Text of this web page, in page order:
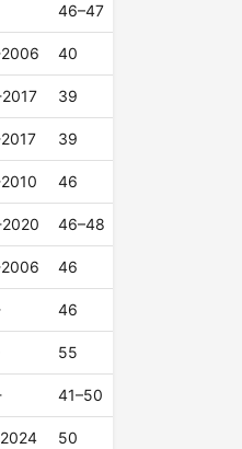
46–47
40
39
39
46
46–48
46
46
55
41–50
50